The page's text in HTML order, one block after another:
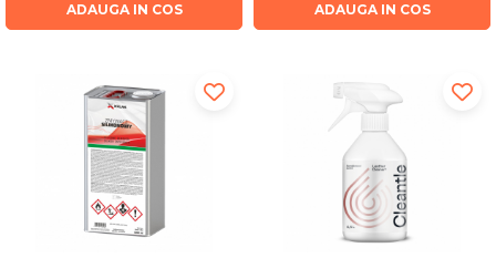
ADAUGA IN COS ADAUGA IN COS